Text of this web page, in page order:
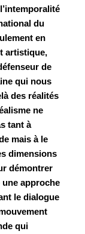
du
en
artistique,
de
qui nous
des réalités
ne
tant à
mais à le
dimensions
démontrer
une approche
le dialogue
qui